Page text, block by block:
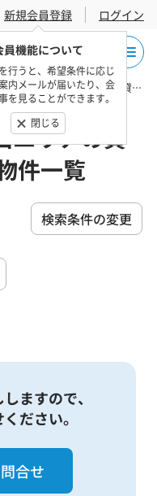
新規会員登録
員機能について
行うと、希望条件に応じ
内メールが届いたり、会
を見ることができます。
閉じる
ログイン
富山市の貸し倉庫・賃貸倉庫 物件一覧
エリアの貸
件一覧
検索条件の変更
ますので、
ださい。
合せ